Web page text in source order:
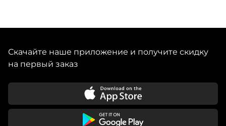
Скачайте наше приложение и получите скидку
на первый заказ